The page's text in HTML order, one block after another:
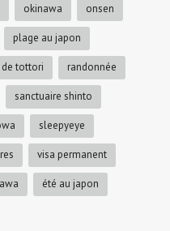
okinawa onsen
plage au japon
de tottori randonnée
sanctuaire shinto
sleepyeye
visa permanent
été au japon